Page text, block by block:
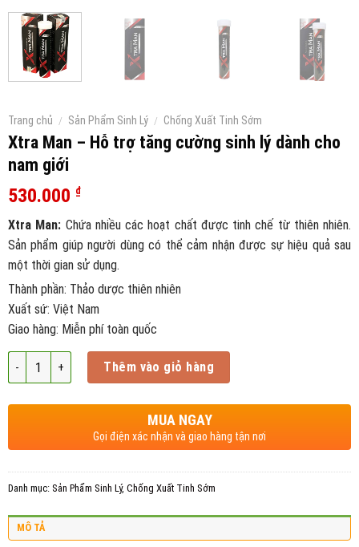
Trang chủ / Sản Phẩm Sinh Lý / Chống Xuất Tinh Sớm
Xtra Man – Hỗ trợ tăng cường sinh lý dành cho
nam giới
530.000 ₫
Xtra Man: Chứa nhiều các hoạt chất được tinh chế từ thiên nhiên.
Sản phẩm giúp người dùng có thể cảm nhận được sự hiệu quả sau
một thời gian sử dụng.
Thành phần: Thảo dược thiên nhiên
Xuất sứ: Việt Nam
Giao hàng: Miễn phí toàn quốc
Số lượng Thêm vào giỏ hàng
MUA NGAY
Gọi điện xác nhận và giao hàng tận nơi
Danh mục: Sản Phẩm Sinh Lý, Chống Xuất Tinh Sớm
MÔ TẢ